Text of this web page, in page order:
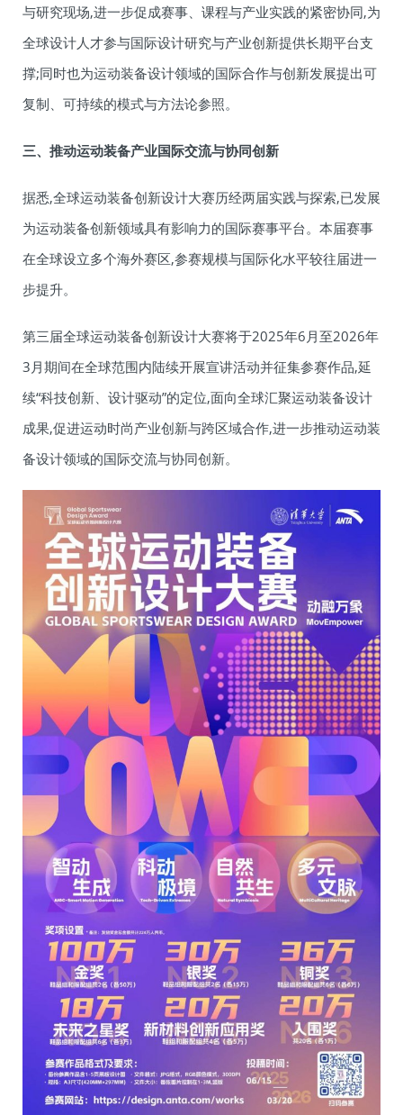
与研究现场,进一步促成赛事、课程与产业实践的紧密协同,为
全球设计人才参与国际设计研究与产业创新提供长期平台支
撑;同时也为运动装备设计领域的国际合作与创新发展提出可
复制、可持续的模式与方法论参照。
三、推动运动装备产业国际交流与协同创新
据悉,全球运动装备创新设计大赛历经两届实践与探索,已发展
为运动装备创新领域具有影响力的国际赛事平台。本届赛事
在全球设立多个海外赛区,参赛规模与国际化水平较往届进一
步提升。
第三届全球运动装备创新设计大赛将于2025年6月至2026年
3月期间在全球范围内陆续开展宣讲活动并征集参赛作品,延
续“科技创新、设计驱动”的定位,面向全球汇聚运动装备设计
成果,促进运动时尚产业创新与跨区域合作,进一步推动运动装
备设计领域的国际交流与协同创新。